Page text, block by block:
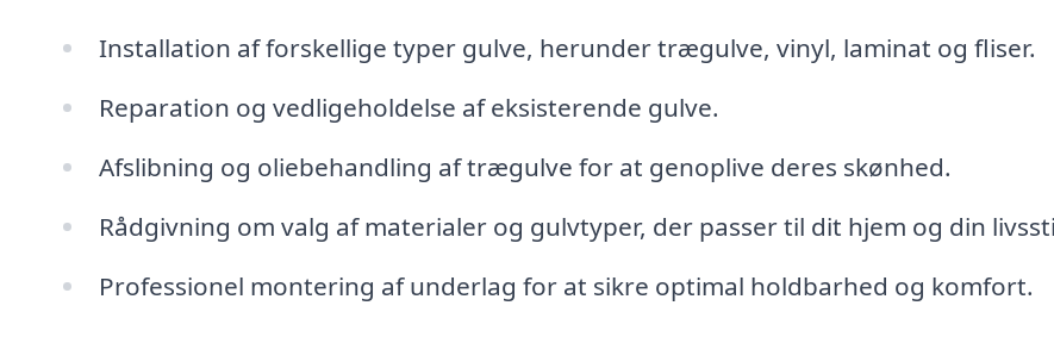
Installation af forskellige typer gulve, herunder trægulve, vinyl, laminat og fliser.
Reparation og vedligeholdelse af eksisterende gulve.
Afslibning og oliebehandling af trægulve for at genoplive deres skønhed.
Rådgivning om valg af materialer og gulvtyper, der passer til dit hjem og din
Professionel montering af underlag for at sikre optimal holdbarhed og komfort.